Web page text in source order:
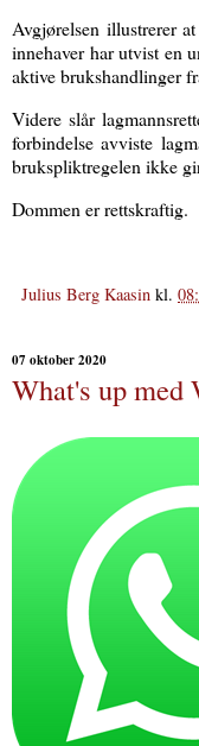
Avgjørelsen illustrerer
innehaver har utvist en
aktive brukshandlinger
Videre slår
forbindelse avviste
brukspliktregelen ikke
Dommen er rettskraftig.
Julius Berg Kaasin kl.
07 oktober 2020
What's up med